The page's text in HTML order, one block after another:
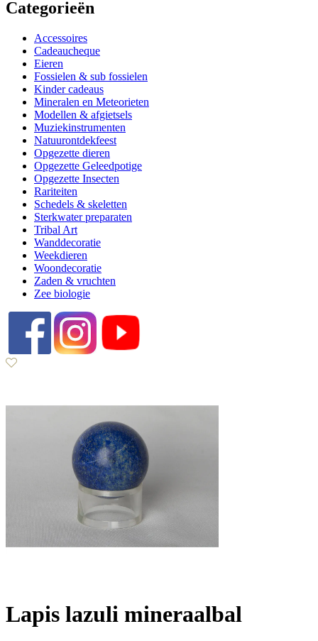
Categorieën
Accessoires
Cadeaucheque
Eieren
Fossielen & sub fossielen
Kinder cadeaus
Mineralen en Meteorieten
Modellen & afgietsels
Muziekinstrumenten
Natuurontdekfeest
Opgezette dieren
Opgezette Geleedpotige
Opgezette Insecten
Rariteiten
Schedels & skeletten
Sterkwater preparaten
Tribal Art
Wanddecoratie
Weekdieren
Woondecoratie
Zaden & vruchten
Zee biologie
Lapis lazuli mineraalbal